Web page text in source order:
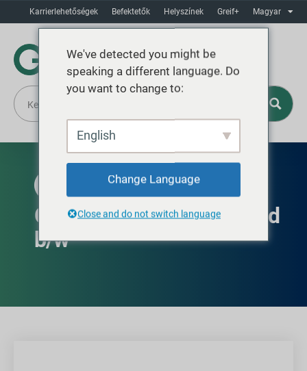
Karrierlehetőségek Befektetők Helyszínek Greif+ Magyar
GLOBÁLISAN ELÉRHETŐ
GCUBE IBC Light Protected
b/w
We've detected you might be
speaking a different language. Do
you want to change to:
English
Change Language
Close and do not switch language